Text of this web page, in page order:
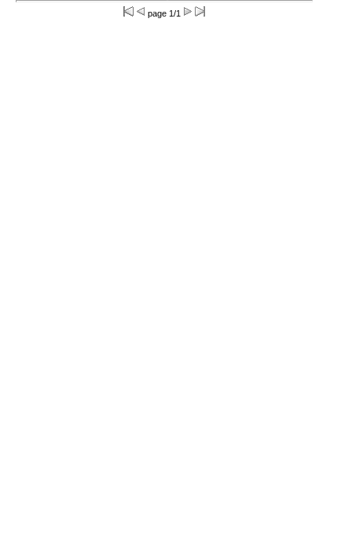
page 1/1